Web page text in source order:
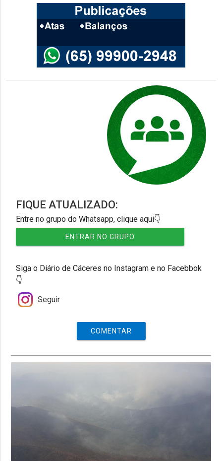
FIQUE ATUALIZADO:
Entre no grupo do Whatsapp, clique aqui👇
ENTRAR NO GRUPO
Siga o Diário de Cáceres no Instagram e no Facebbok
👇
Seguir
COMENTAR